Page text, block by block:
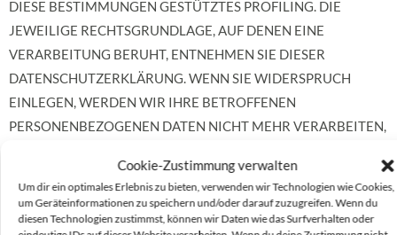
Cookie-Zustimmung verwalten
Um dir ein optimales Erlebnis zu bieten, verwenden wir Technologien wie Cookies,
um Geräteinformationen zu speichern und/oder darauf zuzugreifen. Wenn du
diesen Technologien zustimmst, können wir Daten wie das Surfverhalten oder
DIESE BESTIMMUNGEN GESTÜTZTES PROFILING. DIE
JEWEILIGE RECHTSGRUNDLAGE, AUF DENEN EINE
VERARBEITUNG BERUHT, ENTNEHMEN SIE DIESER
DATENSCHUTZERKLÄRUNG. WENN SIE WIDERSPRUCH
EINLEGEN, WERDEN WIR IHRE BETROFFENEN
PERSONENBEZOGENEN DATEN NICHT MEHR VERARBEITEN,
GRÜNDE FÜR DIE VERARBEITUNG NACHWEISEN, DIE IHRE
INTERESSEN, RECHTE UND FREIHEITEN ÜBERWIEGEN ODER
DIE VERARBEITUNG DIENT DER GELTENDMACHUNG,